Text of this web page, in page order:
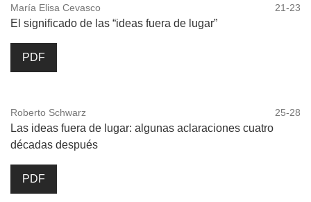
María Elisa Cevasco 21-23
El significado de las “ideas fuera de lugar”
PDF
Roberto Schwarz 25-28
Las ideas fuera de lugar: algunas aclaraciones cuatro
décadas después
PDF